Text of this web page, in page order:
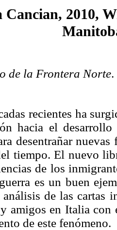
Cancian, 2010,
de la Frontera Norte
recientes ha
hacia el
desentrañar
tiempo. El nuevo
de los
es un buen
de las cartas
amigos en Italia
de este fenómeno.